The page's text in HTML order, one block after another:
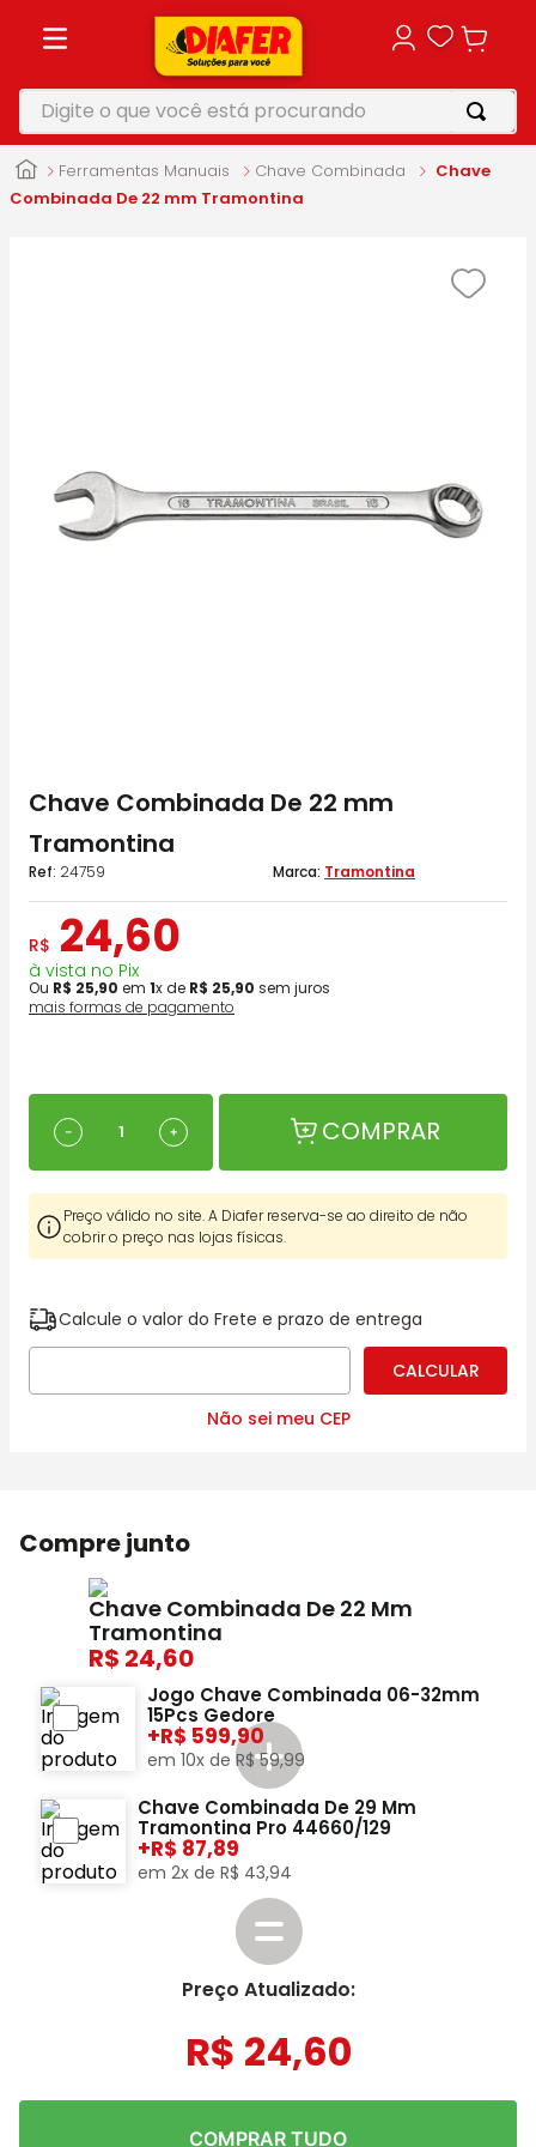
Digite o que você está procurando
Ferramentas Manuais Chave Combinada
Chave
Combinada De 22 mm Tramontina
Chave Combinada De 22 mm
Tramontina
: 24759 Tramontina
R$ 24,60
à vista no Pix
Ou R$ 25,90 em 1x de R$ 25,90 sem juros
mais formas de pagamento
＋
－ COMPRAR
Preço válido no site. A Diafer reserva-se ao direito de não
cobrir o preço nas lojas físicas.
Calcule o valor do Frete e prazo de entrega
Não sei meu CEP
Compre junto
Chave Combinada De 22 Mm
Tramontina
24,60
Jogo Chave Combinada 06-32mm
15Pcs Gedore
+ 599,90
em10x deR$ 59,99
Chave Combinada De 29 Mm
Tramontina Pro 44660/129
+ 87,89
em 2x de R$ 43,94
Preço Atualizado:
R$ 24,60
COMPRAR TUDO
1º